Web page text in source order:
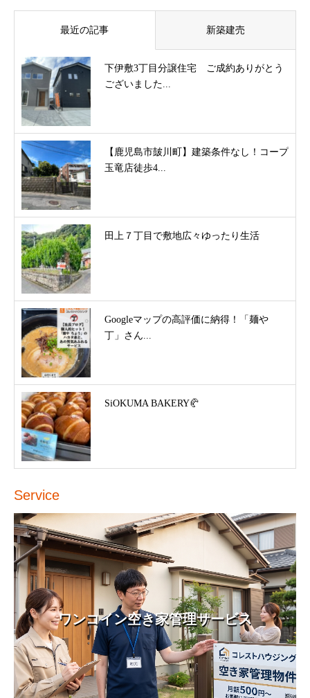
最近の記事 新築建売
下伊敷3丁目分譲住宅 ご成約ありがとう
ございました...
【鹿児島市皷川町】建築条件なし！コープ
玉竜店徒歩4...
田上７丁目で敷地広々ゆったり生活
Googleマップの高評価に納得！「麺や
丁」さん...
SiOKUMA BAKERY🥐
Service
ワンコイン空き家管理サービス